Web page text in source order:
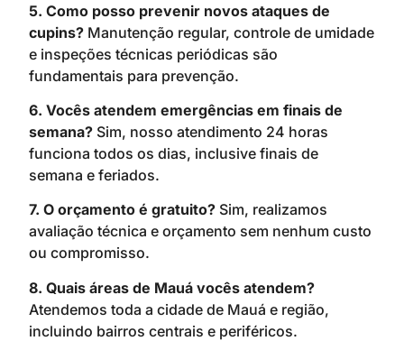
5. Como posso prevenir novos ataques de
cupins? Manutenção regular, controle de umidade
e inspeções técnicas periódicas são
fundamentais para prevenção.
6. Vocês atendem emergências em finais de
semana? Sim, nosso atendimento 24 horas
funciona todos os dias, inclusive finais de
semana e feriados.
7. O orçamento é gratuito? Sim, realizamos
avaliação técnica e orçamento sem nenhum custo
ou compromisso.
8. Quais áreas de Mauá vocês atendem?
Atendemos toda a cidade de Mauá e região,
incluindo bairros centrais e periféricos.